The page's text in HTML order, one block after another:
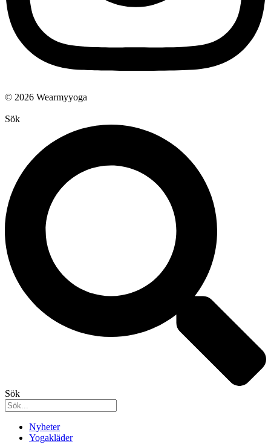
© 2026 Wearmyyoga
Sök
Sök
Nyheter
Yogakläder